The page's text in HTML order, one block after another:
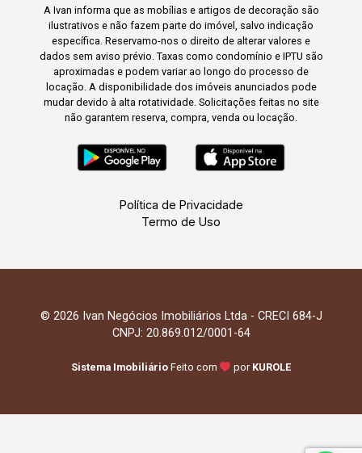
A Ivan informa que as mobílias e artigos de decoração são
ilustrativos e não fazem parte do imóvel, salvo indicação
específica. Reservamo-nos o direito de alterar valores e
dados sem aviso prévio. Taxas como condomínio e IPTU são
aproximadas e podem variar ao longo do processo de
locação. A disponibilidade dos imóveis anunciados pode
mudar devido à alta rotatividade. Solicitações feitas no site
não garantem reserva, compra, venda ou locação.
Política de Privacidade
Termo de Uso
© 2026 Ivan Negócios Imobiliários Ltda - CRECI 684-J
CNPJ: 20.869.012/0001-64
Sistema Imobiliário Feito com por KUROLE